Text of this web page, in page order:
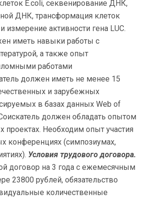
E.coli, секвенирование ДНК,
ДНК, трансформация клеток
измерение активности гена LUC.
иметь навыки работы с
а также опыт
работами
должен иметь не менее 15
и зарубежных
в базах данных Web of
должен обладать опытом
проектах. Необходим опыт участия
конференциях (симпозиумах,
Условия трудового договора.
договор на 3 года с ежемесячным
23800 рублей, обязательство
количественные